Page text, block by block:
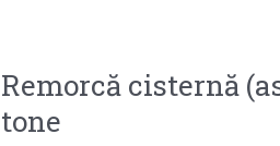
Remorcă cisternă
tone
(asenizator)
pentru